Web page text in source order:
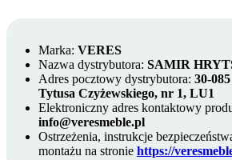
Marka: VERES
Nazwa dystrybutora: SAMIR
Adres pocztowy dystrybutora: 30-
Tytusa Czyżewskiego, nr 1, LU1
Elektroniczny adres kontaktowy
info@veresmeble.pl
Ostrzeżenia, instrukcje
montażu na stronie https://